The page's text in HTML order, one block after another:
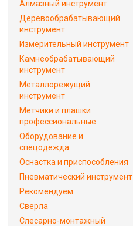
Алмазный инструмент
Деревообрабатывающий
инструмент
Измерительный инструмент
Камнеобрабатывающий
инструмент
Металлорежущий
инструмент
Метчики и плашки
профессиональные
Оборудование и
спецодежда
Оснастка и приспособления
Пневматический инструмент
Рекомендуем
Сверла
Слесарно-монтажный